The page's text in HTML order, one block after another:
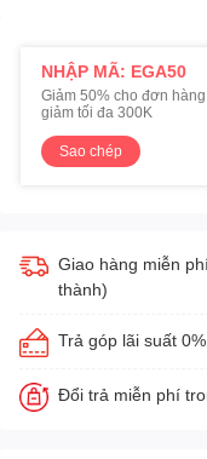
NHẬP MÃ: EGA50
Giảm 50% cho đơn
giảm tối đa 300K
Sao chép
Giao hàng miễn
thành)
Trả góp lãi suất
Đổi trả miễn phí